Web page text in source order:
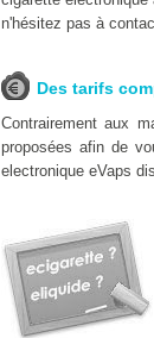
n'hésitez pas à
Des tarifs
Contrairement aux
proposées afin de
electronique eVaps